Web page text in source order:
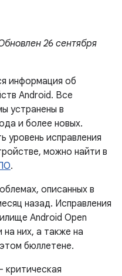
26 сентября
информация об
Android. Все
устранены в
и более новых.
уровень исправления
можно найти в
.
описанных в
назад. Исправления
Android Open
них, а также на
бюллетене.
критическая